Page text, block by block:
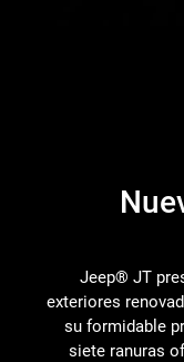
Jeep® JT
exteriores
su formidable
siete ranuras